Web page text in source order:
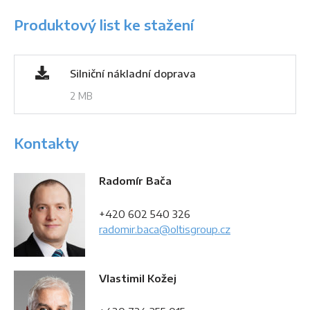
Produktový list ke stažení
Silniční nákladní doprava
2 MB
Kontakty
Radomír Bača
+420 602 540 326
radomir.baca@oltisgroup.cz
Vlastimil Kožej